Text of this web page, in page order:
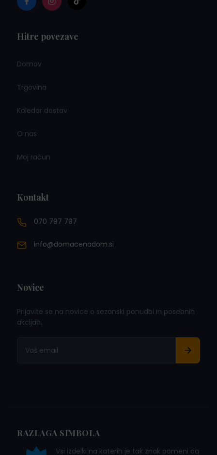
Hitre povezave
Domov
Trgovina
Koledar dostav
O nas
Moj račun
Kontakt
070 797 797
info@domacenadom.si
Novice
Prijavite se na novice o sezonski ponudbi in posebnih
akcijah.
RAZLAGA SIMBOLA
Vsi izdelki na katerih je tak znak pomeni da